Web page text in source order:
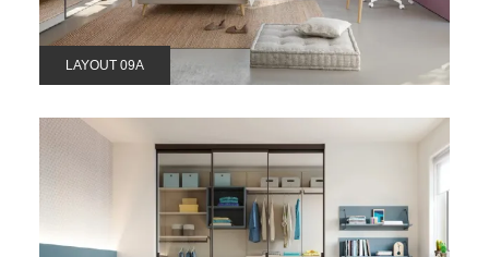
LAYOUT 09A